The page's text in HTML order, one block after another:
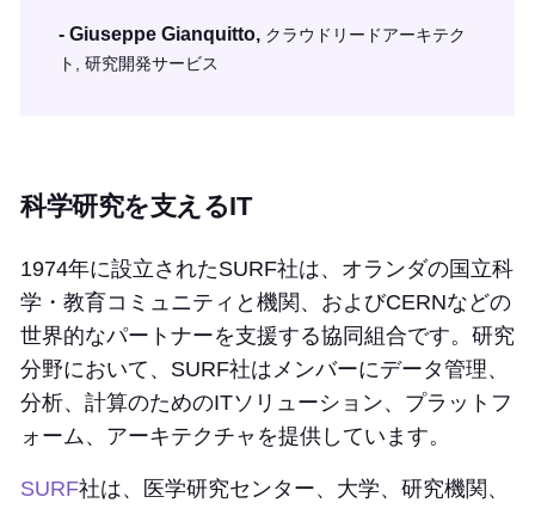
- Giuseppe Gianquitto, クラウドリードアーキテク
ト, 研究開発サービス
科学研究を支えるIT
1974年に設立されたSURF社は、オランダの国立科
学・教育コミュニティと機関、およびCERNなどの
世界的なパートナーを支援する協同組合です。研究
分野において、SURF社はメンバーにデータ管理、
分析、計算のためのITソリューション、プラットフ
ォーム、アーキテクチャを提供しています。
SURF社は、医学研究センター、大学、研究機関、